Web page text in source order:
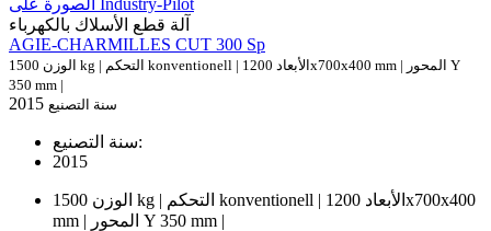
آلة قطع الأسلاك بالكهرباء
AGIE-CHARMILLES CUT 300 Sp
الوزن 1500 kg | التحكم konventionell | الأبعاد 1200x700x400 mm | المحور Y
350 mm |
سنة التصنيع
سنة التصنيع:
2015
الوزن 1500 kg | التحكم konventionell | الأبعاد 1200x700x400
mm | المحور Y 350 mm |